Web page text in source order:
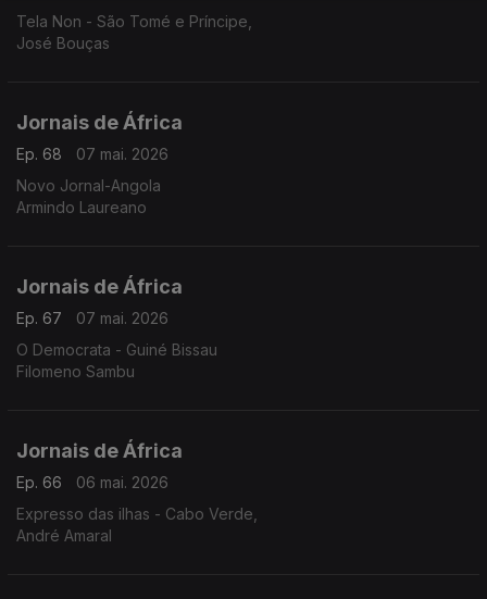
Tela Non - São Tomé e Príncipe,
José Bouças
Jornais de África
Ep. 68
07 mai. 2026
Novo Jornal-Angola
Armindo Laureano
Jornais de África
Ep. 67
07 mai. 2026
O Democrata - Guiné Bissau
Filomeno Sambu
Jornais de África
Ep. 66
06 mai. 2026
Expresso das ilhas - Cabo Verde,
André Amaral